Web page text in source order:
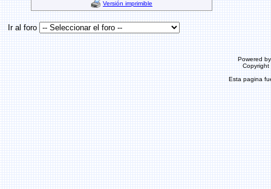
Versión imprimible
Ir al foro
Powered
Esta pagina